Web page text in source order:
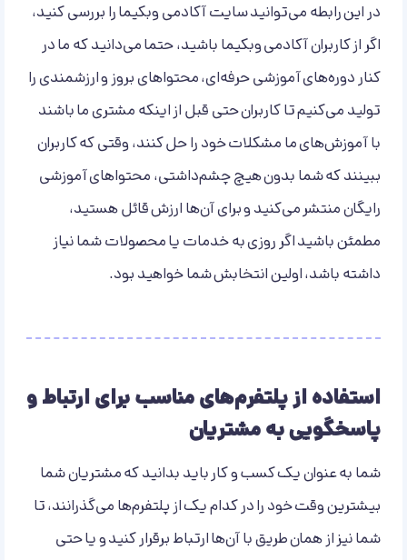
در این رابطه می‌توانید سایت آکادمی وبکیما را بررسی کنید،
اگر از کاربران آکادمی وبکیما باشید، حتما می‌دانید که ما در
کنار دوره‌های آموزشی حرفه‌ای، محتواهای بروز و ارزشمندی را
تولید می‌کنیم تا کاربران حتی قبل از اینکه مشتری ما باشند
با آموزش‌های ما مشکلات خود را حل کنند، وقتی که کاربران
ببینند که شما بدون هیچ چشم‌داشتی، محتواهای آموزشی
رایگان منتشر می‌کنید و برای آن‌ها ارزش قائل هستید،
مطمئن باشید اگر روزی به خدمات یا محصولات شما نیاز
داشته باشد، اولین انتخابش شما خواهید بود.
استفاده از پلتفرم‌های مناسب برای ارتباط و
پاسخگویی به مشتریان
شما به عنوان یک کسب و کار باید بدانید که مشتریان شما
بیشترین وقت خود را در کدام یک از پلتفرم‌ها می‌گذرانند، تا
شما نیز از همان طریق با آن‌ها ارتباط برقرار کنید و یا حتی